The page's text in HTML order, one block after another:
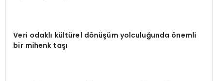
Veri odaklı kültürel dönüşüm yolculuğunda önemli
bir mihenk taşı